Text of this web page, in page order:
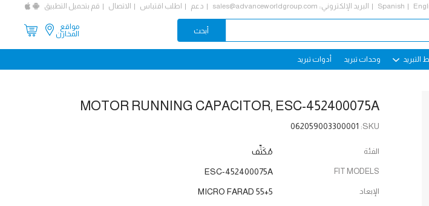
Spanish البريد الإلكتروني:: sales@advanceworldgroup.com دعم اطلب اقتباس الاتصال قم بتحميل التطبيق
مواقع
المخازن
التبريد وحدات تبريد أدوات تبريد
MOTOR RUNNING CAPACITOR, ESC-452400075A
SKU:
الفئة مُكَثِّف
FIT MODELS
ESC-452400075A
الإبعاد 55+5 MICRO FARAD